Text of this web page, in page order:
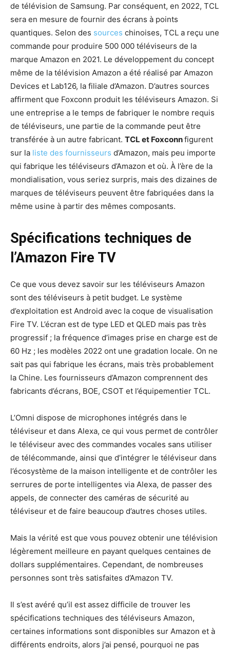
de télévision de Samsung. Par conséquent, en 2022, TCL
sera en mesure de fournir des écrans à points
quantiques. Selon des sources chinoises, TCL a reçu une
commande pour produire 500 000 téléviseurs de la
marque Amazon en 2021. Le développement du concept
même de la télévision Amazon a été réalisé par Amazon
Devices et Lab126, la filiale d’Amazon. D’autres sources
affirment que Foxconn produit les téléviseurs Amazon. Si
une entreprise a le temps de fabriquer le nombre requis
de téléviseurs, une partie de la commande peut être
transférée à un autre fabricant. TCL et Foxconnfigurent
sur la liste des fournisseurs d’Amazon, mais peu importe
qui fabrique les téléviseurs d’Amazon et où. À l’ère de la
mondialisation, vous seriez surpris, mais des dizaines de
marques de téléviseurs peuvent être fabriquées dans la
même usine à partir des mêmes composants.
Spécifications techniques de
l’Amazon Fire TV
Ce que vous devez savoir sur les téléviseurs Amazon
sont des téléviseurs à petit budget. Le système
d’exploitation est Android avec la coque de visualisation
Fire TV. L’écran est de type LED et QLED mais pas très
progressif ; la fréquence d’images prise en charge est de
60 Hz ; les modèles 2022 ont une gradation locale. On ne
sait pas qui fabrique les écrans, mais très probablement
la Chine. Les fournisseurs d’Amazon comprennent des
fabricants d’écrans, BOE, CSOT et l’équipementier TCL.
L’Omni dispose de microphones intégrés dans le
téléviseur et dans Alexa, ce qui vous permet de contrôler
le téléviseur avec des commandes vocales sans utiliser
de télécommande, ainsi que d’intégrer le téléviseur dans
l’écosystème de la maison intelligente et de contrôler les
serrures de porte intelligentes via Alexa, de passer des
appels, de connecter des caméras de sécurité au
téléviseur et de faire beaucoup d’autres choses utiles.
Mais la vérité est que vous pouvez obtenir une télévision
légèrement meilleure en payant quelques centaines de
dollars supplémentaires. Cependant, de nombreuses
personnes sont très satisfaites d’Amazon TV.
Il s’est avéré qu’il est assez difficile de trouver les
spécifications techniques des téléviseurs Amazon,
certaines informations sont disponibles sur Amazon et à
différents endroits, alors j’ai pensé, pourquoi ne pas